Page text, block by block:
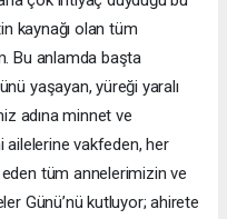
kaynağı olan tüm
Bu anlamda başta
yaşayan, yüreği yaralı
adına minnet ve
ailelerine vakfeden, her
tüm annelerimizin ve
Günü’nü kutluyor; ahirete